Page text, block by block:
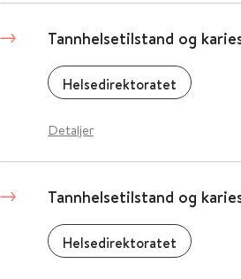
Tannhelsetilstand og
Helsedirektoratet
Detaljer
Tannhelsetilstand og
Helsedirektoratet